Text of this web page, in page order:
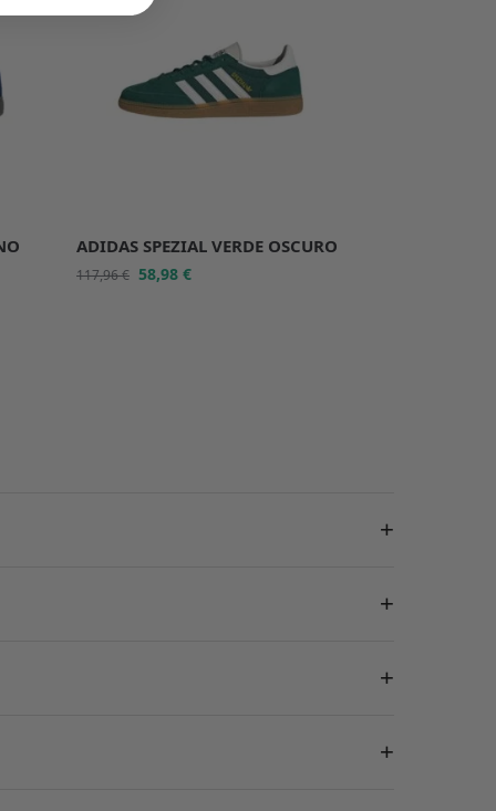
ADIDAS SPEZIAL VERDE OSCURO
117,96€ 58,98€
+
+
+
+